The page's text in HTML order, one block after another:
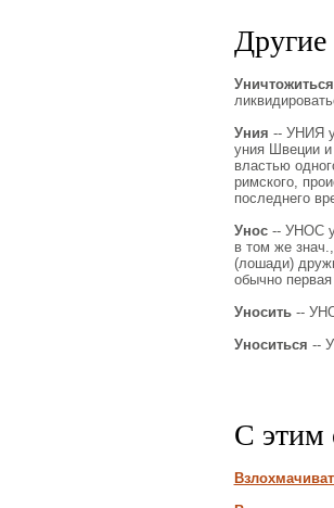
Другие
Уничтожиться
Уния -- УНИЯ
уния Швеции и
властью
римского,
последнего
Унос-- УНОС
в том же
(лошади)
обычно
Уносить--
Уноситься --
С этим